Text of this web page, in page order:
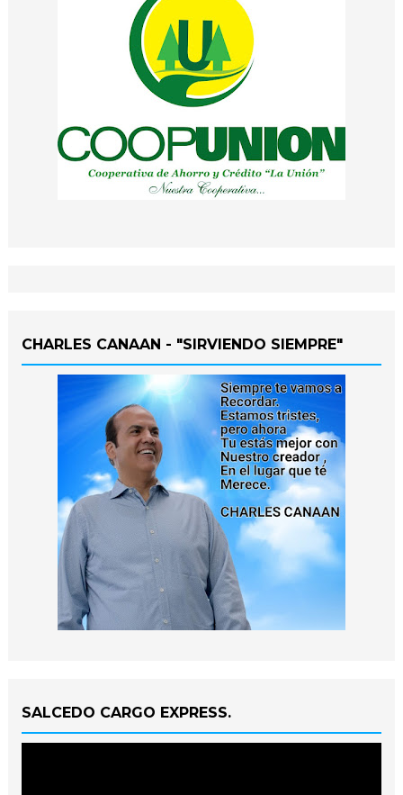
CHARLES CANAAN - "SIRVIENDO SIEMPRE"
SALCEDO CARGO EXPRESS.